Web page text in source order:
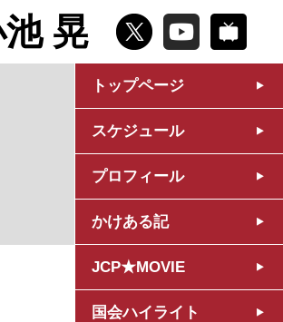
晃
トップページ
スケジュール
プロフィール
かけある記
JCP★MOVIE
国会ハイライト